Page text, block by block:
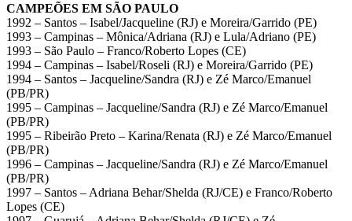
CAMPEÕES EM SÃO PAULO
1992 – Santos – Isabel/Jacqueline (RJ) e Moreira/Garrido (PE)
1993 – Campinas – Mônica/Adriana (RJ) e Lula/Adriano (PE)
1993 – São Paulo – Franco/Roberto Lopes (CE)
1994 – Campinas – Isabel/Roseli (RJ) e Moreira/Garrido (PE)
1994 – Santos – Jacqueline/Sandra (RJ) e Zé Marco/Emanuel
(PB/PR)
1995 – Campinas – Jacqueline/Sandra (RJ) e Zé Marco/Emanuel
(PB/PR)
1995 – Ribeirão Preto – Karina/Renata (RJ) e Zé Marco/Emanuel
(PB/PR)
1996 – Campinas – Jacqueline/Sandra (RJ) e Zé Marco/Emanuel
(PB/PR)
1997 – Santos – Adriana Behar/Shelda (RJ/CE) e Franco/Roberto
Lopes (CE)